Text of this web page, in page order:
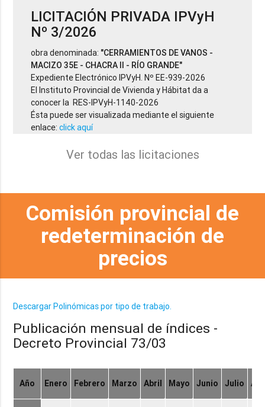
LICITACIÓN PRIVADA IPVyH
Nº 3/2026
obra denominada: "CERRAMIENTOS DE VANOS -
MACIZO 35E - CHACRA II - RÍO GRANDE"
Expediente Electrónico IPVyH. Nº EE-939-2026
El Instituto Provincial de Vivienda y Hábitat da a
conocer la RES-IPVyH-1140-2026
Ésta puede ser visualizada mediante el siguiente
enlace:click aquí
Ver todas las licitaciones
Comisión provincial de
redeterminación de
precios
Descargar Polinómicas por tipo de trabajo.
Publicación mensual de índices -
Decreto Provincial 73/03
Año Enero Febrero Marzo Abril Mayo Junio Julio